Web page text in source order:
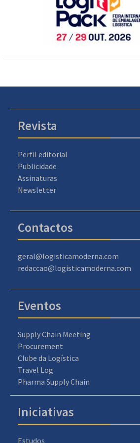
Revista
Perfil editorial
Publicidade
Assinaturas
Newsletter
Contactos
geral@logisticamoderna.com
redaccao@logisticamoderna.com
Eventos
Supply Chain Meeting
Procurement
Clube da Logística
Travel Log
Pharma Supply Chain
Iniciativas
Estudos